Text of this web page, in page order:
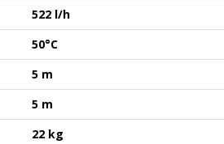
522 l/h
50°C
5 m
5 m
22 kg